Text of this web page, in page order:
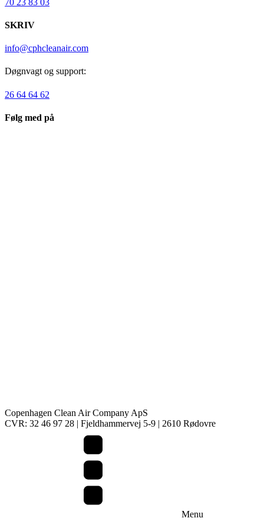
SKRIV
info@cphcleanair.com
Døgnvagt og support:
26 64 64 62
Følg med på
Copenhagen Clean Air Company ApS
CVR: 32 46 97 28 | Fjeldhammervej 5-9 | 2610 Rødovre
Menu